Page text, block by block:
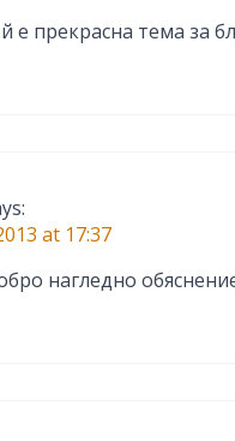
е прекрасна тема за
at 17:37
нагледно